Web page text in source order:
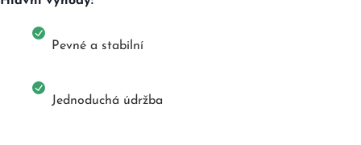
Pevné a stabilní
Jednoduchá údržba